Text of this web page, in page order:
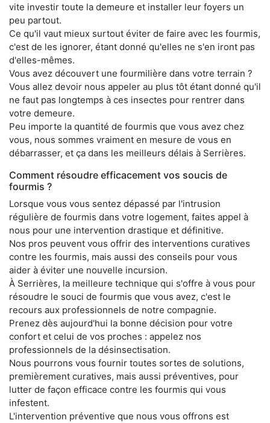
vite investir toute la demeure et installer leur foyers un
peu partout.
Ce qu'il vaut mieux surtout éviter de faire avec les fourmis,
c'est de les ignorer, étant donné qu'elles ne s'en iront pas
d'elles-mêmes.
Vous avez découvert une fourmilière dans votre terrain ?
Vous allez devoir nous appeler au plus tôt étant donné qu'il
ne faut pas longtemps à ces insectes pour rentrer dans
votre demeure.
Peu importe la quantité de fourmis que vous avez chez
vous, nous sommes vraiment en mesure de vous en
débarrasser, et ça dans les meilleurs délais à Serrières.
Comment résoudre efficacement vos soucis de
fourmis ?
Lorsque vous vous sentez dépassé par l'intrusion
régulière de fourmis dans votre logement, faites appel à
nous pour une intervention drastique et définitive.
Nos pros peuvent vous offrir des interventions curatives
contre les fourmis, mais aussi des conseils pour vous
aider à éviter une nouvelle incursion.
À Serrières, la meilleure technique qui s'offre à vous pour
résoudre le souci de fourmis que vous avez, c'est le
recours aux professionnels de notre compagnie.
Prenez dès aujourd'hui la bonne décision pour votre
confort et celui de vos proches : appelez nos
professionnels de la désinsectisation.
Nous pourrons vous fournir toutes sortes de solutions,
premièrement curatives, mais aussi préventives, pour
lutter de façon efficace contre les fourmis qui vous
infestent.
L'intervention préventive que nous vous offrons est